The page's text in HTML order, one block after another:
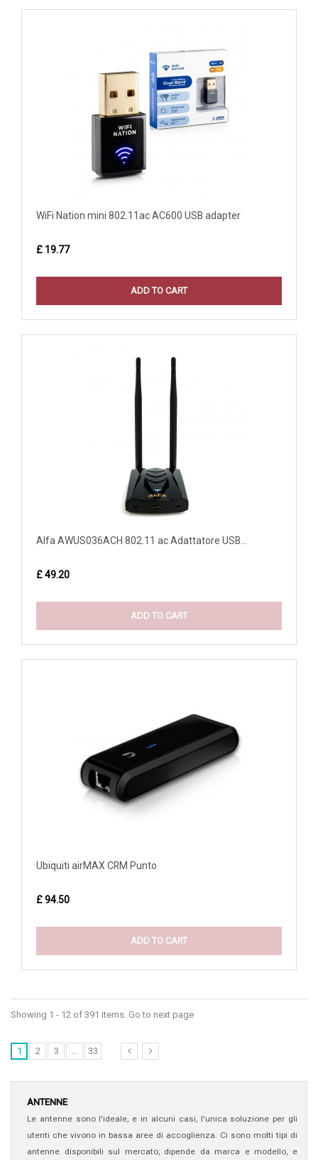
WiFi Nation mini 802.11ac AC600 USB adapter
£ 19.77
ADD TO CART
Alfa AWUS036ACH 802.11 ac Adattatore USB...
£ 49.20
ADD TO CART
Ubiquiti airMAX CRM Punto
£ 94.50
ADD TO CART
Showing 1 - 12 of 391 items. Go to next page
1 2 3 ... 33
ANTENNE
Le antenne sono l'ideale, e in alcuni casi, l'unica soluzione per gli
utenti che vivono in bassa aree di accoglienza. Ci sono molti tipi di
antenne disponibili sul mercato, dipende da marca e modello, e